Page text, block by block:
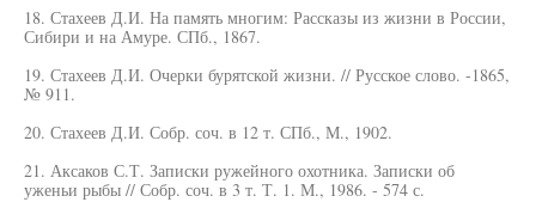
18. Стахеев Д.И. На память многим: Рассказы из жизни в России,
Сибири и на Амуре. СПб., 1867.
19. Стахеев Д.И. Очерки бурятской жизни. // Русское слово. -1865,
№ 911.
20. Стахеев Д.И. Собр. соч. в 12 т. СПб., М., 1902.
21. Аксаков С.Т. Записки ружейного охотника. Записки об
уженьи рыбы // Собр. соч. в 3 т. Т. 1. М., 1986. - 574 с.